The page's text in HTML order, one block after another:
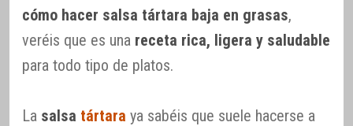
cómo hacer salsa tártara baja en grasas,
veréis que es una receta rica, ligera y saludable
para todo tipo de platos.
La salsa tártara ya sabéis que suele hacerse a